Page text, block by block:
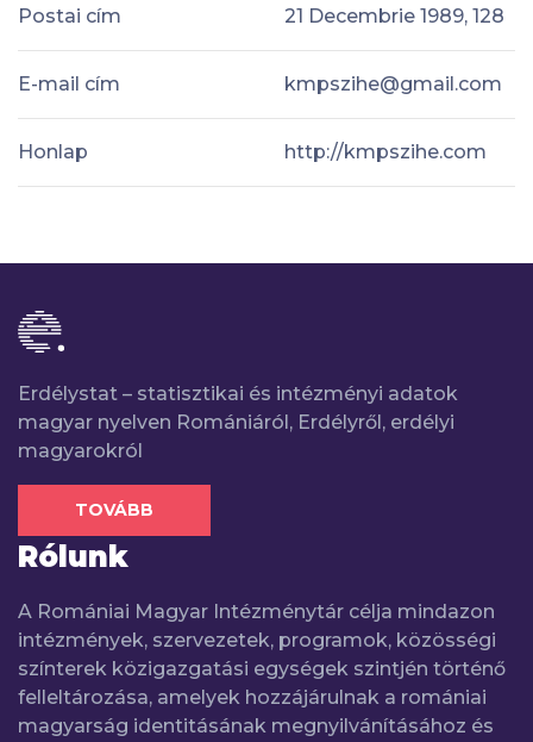
Postai cím 21 Decembrie 1989, 128
E-mail cím kmpszihe@gmail.com
Honlap http://kmpszihe.com
Erdélystat – statisztikai és intézményi adatok
magyar nyelven Romániáról, Erdélyről, erdélyi
magyarokról
TOVÁBB
Rólunk
A Romániai Magyar Intézménytár célja mindazon
intézmények, szervezetek, programok, közösségi
színterek közigazgatási egységek szintjén történő
felleltározása, amelyek hozzájárulnak a romániai
magyarság identitásának megnyilvánításához és